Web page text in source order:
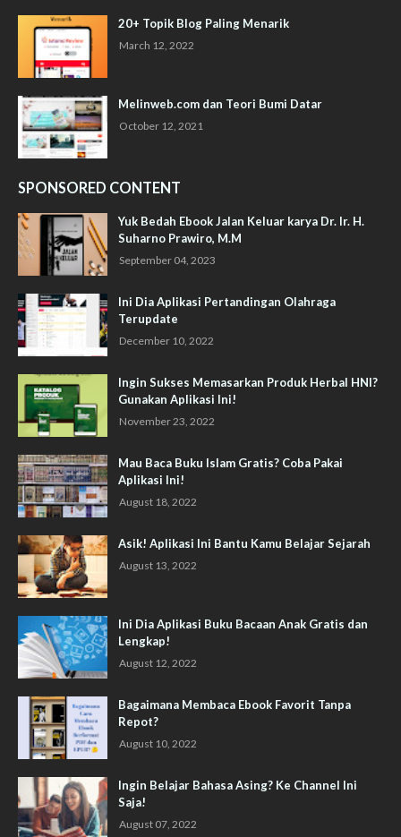
20+ Topik Blog Paling Menarik
March 12, 2022
Melinweb.com dan Teori Bumi Datar
October 12, 2021
SPONSORED CONTENT
Yuk Bedah Ebook Jalan Keluar karya Dr. Ir. H.
Suharno Prawiro, M.M
September 04, 2023
Ini Dia Aplikasi Pertandingan Olahraga
Terupdate
December 10, 2022
Ingin Sukses Memasarkan Produk Herbal HNI?
Gunakan Aplikasi Ini!
November 23, 2022
Mau Baca Buku Islam Gratis? Coba Pakai
Aplikasi Ini!
August 18, 2022
Asik! Aplikasi Ini Bantu Kamu Belajar Sejarah
August 13, 2022
Ini Dia Aplikasi Buku Bacaan Anak Gratis dan
Lengkap!
August 12, 2022
Bagaimana Membaca Ebook Favorit Tanpa
Repot?
August 10, 2022
Ingin Belajar Bahasa Asing? Ke Channel Ini
Saja!
August 07, 2022